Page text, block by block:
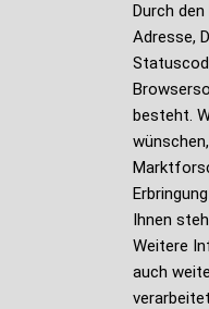
Durch
Adresse,
besteht.
Ihnen
Weitere
auch